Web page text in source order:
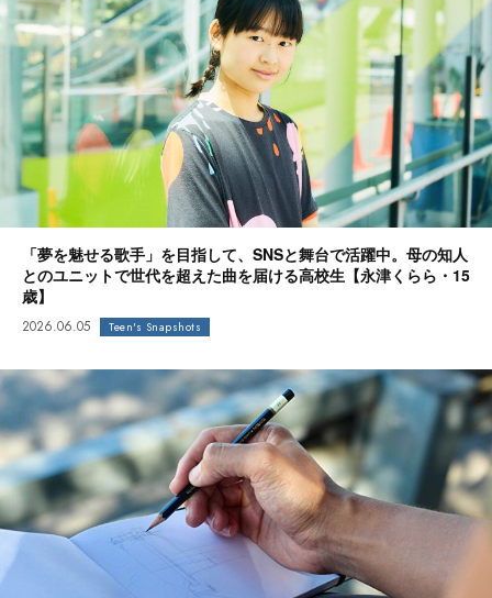
「夢を魅せる歌手」を目指して、SNSと舞台で活躍中。母の知人
とのユニットで世代を超えた曲を届ける高校生【永津くらら・15
歳】
2026.06.05 Teen's Snapshots